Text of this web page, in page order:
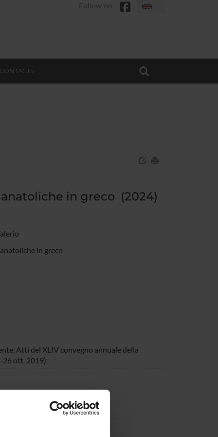
Follow on
CONTACTS
in greco (2024)
in greco
Atti del XLIV convegno annuale della
26 ott. 2019)
Contact